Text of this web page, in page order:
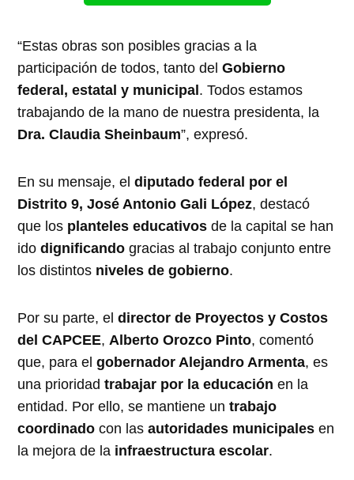
“Estas obras son posibles gracias a la
participación de todos, tanto delGobierno
federal, estatal y municipal. Todos estamos
trabajando de la mano de nuestra presidenta, la
Dra. Claudia Sheinbaum”, expresó.
En su mensaje, eldiputado federal por el
Distrito 9, José Antonio Gali López, destacó
que los planteles educativos de la capital se han
idodignificando gracias al trabajo conjunto entre
los distintos niveles de gobierno.
Por su parte, eldirector de Proyectos y Costos
del CAPCEE, Alberto Orozco Pinto, comentó
que, para elgobernador Alejandro Armenta, es
una prioridadtrabajar por la educación en la
entidad. Por ello, se mantiene untrabajo
coordinado con lasautoridades municipales en
la mejora de la infraestructura escolar.